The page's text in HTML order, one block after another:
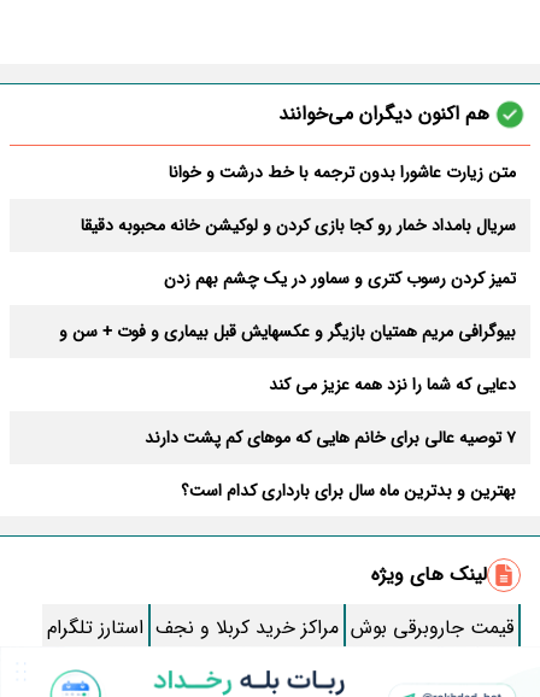
هم اکنون دیگران می‌خوانند
متن زیارت عاشورا بدون ترجمه با خط درشت و خوانا
سریال بامداد خمار رو کجا بازی کردن و لوکیشن خانه محبوبه دقیقا
تمیز کردن رسوب کتری و سماور در یک چشم بهم زدن
بیوگرافی مریم همتیان بازیگر و عکسهایش قبل بیماری و فوت + سن و
دعایی که شما را نزد همه عزیز می کند
7 توصیه عالی برای خانم هایی که موهای کم پشت دارند
بهترین و بدترین ماه سال برای بارداری کدام است؟
سوالات جرات حقیقت دوستانه، عاشقانه و خنده دار
طرز تهیه حلیم با بلغور گندم مرحله به مرحله + اندازه مواد و راز مهم
متن کامل زیارت عاشورا همراه با ترجمه و صوت
لینک های ویژه
قیمت جاروبرقی بوش مراکز خرید کربلا و نجف استارز تلگرام
تور مشهد با قطار
خرید بلیط قطار